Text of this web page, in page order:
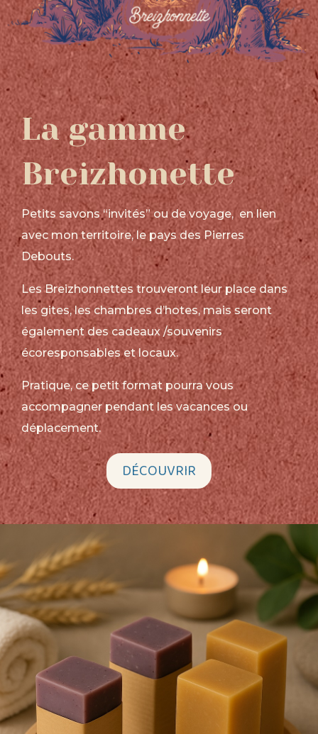
La gamme
Breizhonette
Petits savons “invités” ou de voyage, en lien
avec mon territoire, le pays des Pierres
Debouts.
Les Breizhonnettes trouveront leur place dans
les gites, les chambres d’hotes, mais seront
également des cadeaux /souvenirs
écoresponsables et locaux.
Pratique, ce petit format pourra vous
accompagner pendant les vacances ou
déplacement.
DÉCOUVRIR